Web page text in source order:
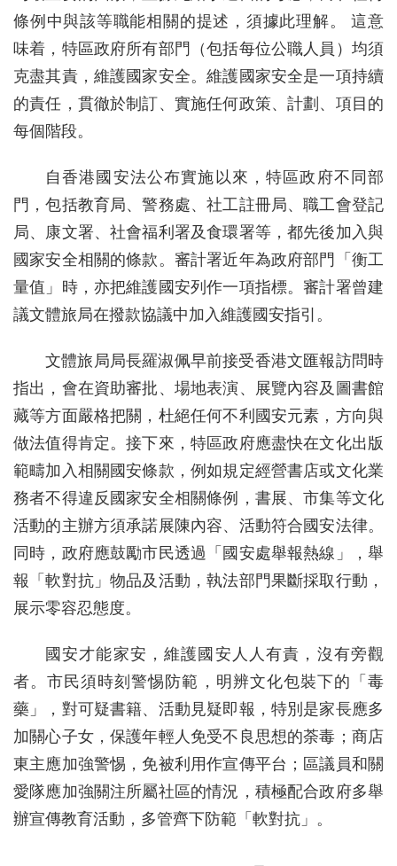
條例中與該等職能相關的提述，須據此理解。 這意
味着，特區政府所有部門（包括每位公職人員）均須
克盡其責，維護國家安全。維護國家安全是一項持續
的責任，貫徹於制訂、實施任何政策、計劃、項目的
每個階段。
自香港國安法公布實施以來，特區政府不同部
門，包括教育局、警務處、社工註冊局、職工會登記
局、康文署、社會福利署及食環署等，都先後加入與
國家安全相關的條款。審計署近年為政府部門「衡工
量值」時，亦把維護國安列作一項指標。審計署曾建
議文體旅局在撥款協議中加入維護國安指引。
文體旅局局長羅淑佩早前接受香港文匯報訪問時
指出，會在資助審批、場地表演、展覽內容及圖書館
藏等方面嚴格把關，杜絕任何不利國安元素，方向與
做法值得肯定。接下來，特區政府應盡快在文化出版
範疇加入相關國安條款，例如規定經營書店或文化業
務者不得違反國家安全相關條例，書展、市集等文化
活動的主辦方須承諾展陳內容、活動符合國安法律。
同時，政府應鼓勵市民透過「國安處舉報熱線」，舉
報「軟對抗」物品及活動，執法部門果斷採取行動，
展示零容忍態度。
國安才能家安，維護國安人人有責，沒有旁觀
者。市民須時刻警惕防範，明辨文化包裝下的「毒
藥」，對可疑書籍、活動見疑即報，特別是家長應多
加關心子女，保護年輕人免受不良思想的荼毒；商店
東主應加強警惕，免被利用作宣傳平台；區議員和關
愛隊應加強關注所屬社區的情況，積極配合政府多舉
辦宣傳教育活動，多管齊下防範「軟對抗」。